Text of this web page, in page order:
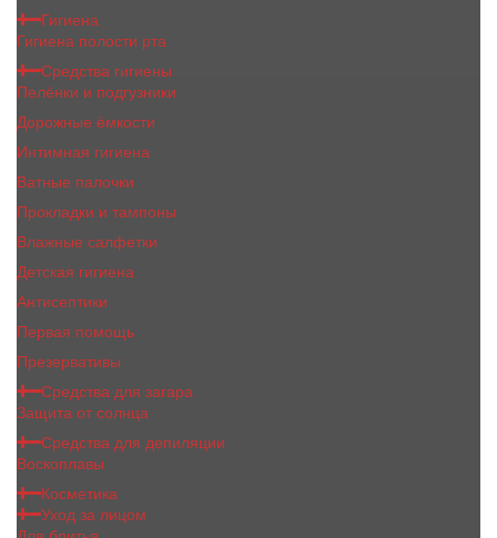
Гигиена
Гигиена полости рта
Средства гигиены
Пелёнки и подгузники
Дорожные ёмкости
Интимная гигиена
Ватные палочки
Прокладки и тампоны
Влажные салфетки
Детская гигиена
Антисептики
Первая помощь
Презервативы
Средства для загара
Защита от солнца
Средства для депиляции
Воскоплавы
Косметика
Уход за лицом